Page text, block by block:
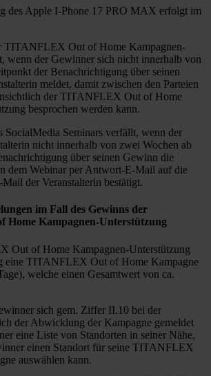
des Apple I-Phone 17 PRO MAX erfolgt im
TITANFLEX Out of Home Kampagnen-
wenn der Gewinner sich nicht innerhalb von
der Benachrichtigung über seinen
meldet, damit zwischen den Parteien
der TITANFLEX Out of Home
besprochen werden kann.
SocialMedia Seminars verfällt, wenn der
nicht innerhalb von zwei Wochen ab
über seinen Gewinn die
dem Webinar per Antwort-E-Mail auf die
der Veranstalterin bestätigt.
im Fall des Gewinns der
Kampagnen-Unterstützung
Out of Home Kampagnen-Unterstützung
eine TITANFLEX Out of Home Kampagne
welche einen Gesamtwert von ca.
sich gem. Ziffer II.10 bei der
der Abwicklung der Kampagne gemeldet
eine Liste von Standorten in seiner Nähe,
einen Standort für seine TITANFLEX
auswählen kann.